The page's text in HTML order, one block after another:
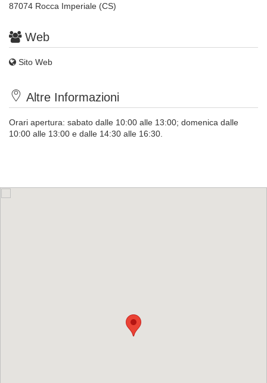
87074 Rocca Imperiale (CS)
Web
Sito Web
Altre Informazioni
Orari apertura: sabato dalle 10:00 alle 13:00; domenica dalle
10:00 alle 13:00 e dalle 14:30 alle 16:30.